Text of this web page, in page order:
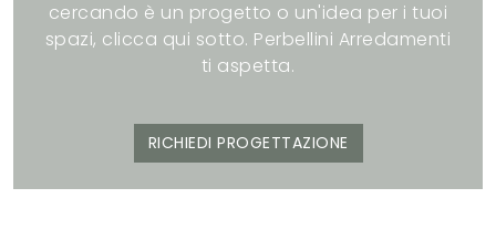
cercando è un progetto o un'idea per i tuoi
spazi, clicca qui sotto. Perbellini Arredamenti
ti aspetta.
RICHIEDI PROGETTAZIONE